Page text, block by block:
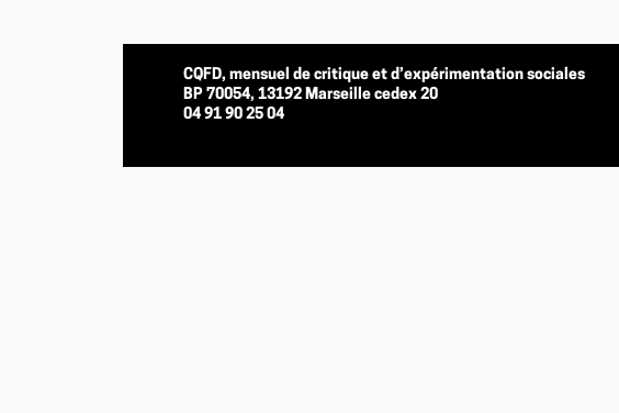
CQFD, mensuel de critique et d’expérimentation sociales
BP 70054, 13192 Marseille cedex 20
04 91 90 25 04